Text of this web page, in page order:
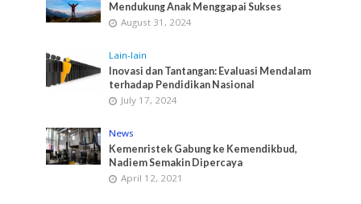
Mendukung Anak Menggapai Sukses
August 31, 2024
Lain-lain
Inovasi dan Tantangan: Evaluasi Mendalam
terhadap Pendidikan Nasional
July 17, 2024
News
Kemenristek Gabung ke Kemendikbud,
Nadiem Semakin Dipercaya
April 12, 2021